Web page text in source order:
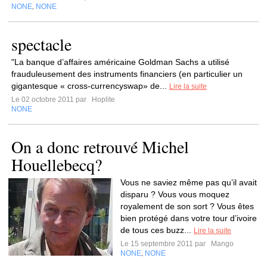
NONE NONE
spectacle
"La banque d’affaires américaine Goldman Sachs a utilisé
frauduleusement des instruments financiers (en particulier un
gigantesque « cross-currencyswap» de...
Lire la suite
Le 02 octobre 2011 par
Hoplite
NONE
On a donc retrouvé Michel
Houellebecq?
Vous ne saviez même pas qu’il avait
disparu ? Vous vous moquez
royalement de son sort ? Vous êtes
bien protégé dans votre tour d’ivoire
de tous ces buzz...
Lire la suite
Le 15 septembre 2011 par
Mango
NONE NONE